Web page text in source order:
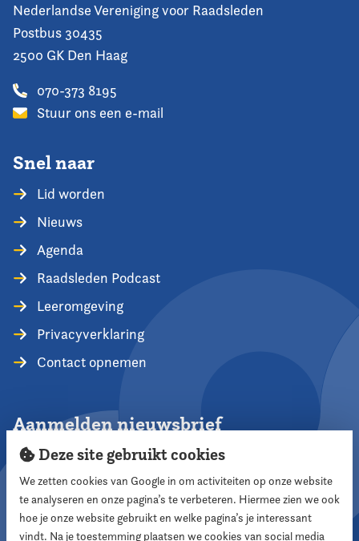
Nederlandse Vereniging voor Raadsleden
Postbus 30435
2500 GK Den Haag
070-373 8195
Stuur ons een e-mail
Snel naar
Lid worden
Nieuws
Agenda
Raadsleden Podcast
Leeromgeving
Privacyverklaring
Contact opnemen
Aanmelden nieuwsbrief
Aanmelden
Deze site gebruikt cookies
We zetten cookies van Google in om activiteiten op onze website
te analyseren en onze pagina’s te verbeteren. Hiermee zien we ook
hoe je onze website gebruikt en welke pagina’s je interessant
vindt. Na je toestemming plaatsen we cookies van social media